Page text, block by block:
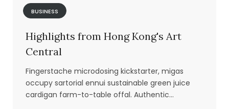
BUSINESS
Highlights from Hong Kong's Art
Central
Fingerstache microdosing kickstarter, migas
occupy sartorial ennui sustainable green juice
cardigan farm-to-table offal. Authentic...